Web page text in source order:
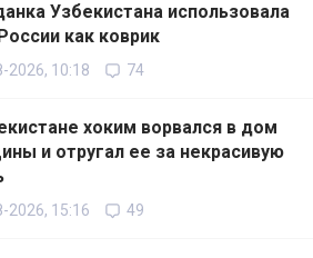
Узбекистана использовала
как коврик
2026, 10:18 74
хоким ворвался в дом
и отругал ее за некрасивую
2026, 15:16 49